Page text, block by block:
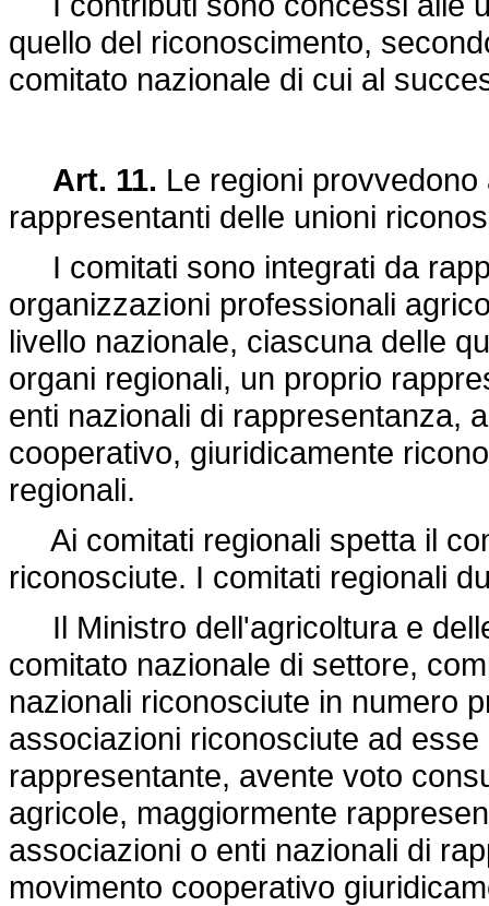
quello del riconoscimento,
comitato nazionale di cui al
Art. 11. Le regioni
rappresentanti delle unioni
I comitati sono integrati da
organizzazioni professionali
livello nazionale, ciascuna delle
organi regionali, un proprio
enti nazionali di rappresentanza,
cooperativo, giuridicamente
regionali.
Ai comitati regionali spetta il
riconosciute. I comitati regionali
Il Ministro dell'agricoltura e
comitato nazionale di settore,
nazionali riconosciute in numero
associazioni riconosciute ad
rappresentante, avente voto
agricole, maggiormente
associazioni o enti nazionali di
movimento cooperativo